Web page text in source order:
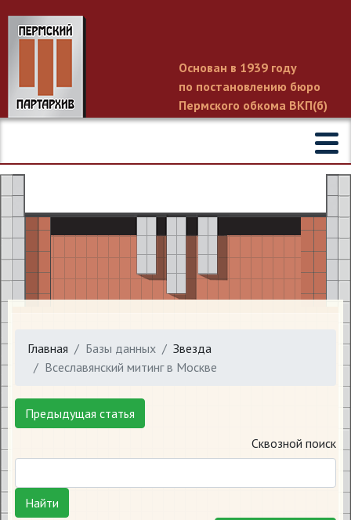
Основан в 1939 году
по постановлению бюро
Пермского обкома ВКП(б)
Главная Базы данных
Звезда
Всеславянский митинг в Москве
Предыдущая статья
Сквозной поиск
Найти